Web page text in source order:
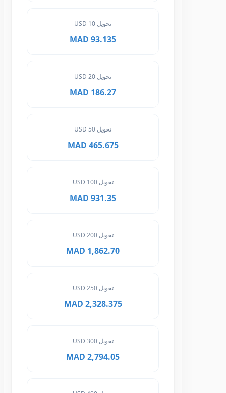
93.135 MAD
186.27 MAD
465.675 MAD
تحويل 100 USD
931.35 MAD
تحويل 200 USD
1,862.70 MAD
تحويل 250 USD
2,328.375 MAD
تحويل 300 USD
2,794.05 MAD